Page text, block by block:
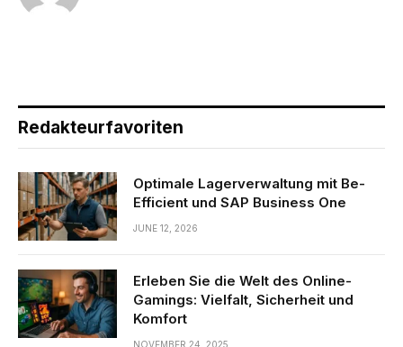
Redakteurfavoriten
Optimale Lagerverwaltung mit Be-
Efficient und SAP Business One
JUNE 12, 2026
Erleben Sie die Welt des Online-
Gamings: Vielfalt, Sicherheit und
Komfort
NOVEMBER 24, 2025